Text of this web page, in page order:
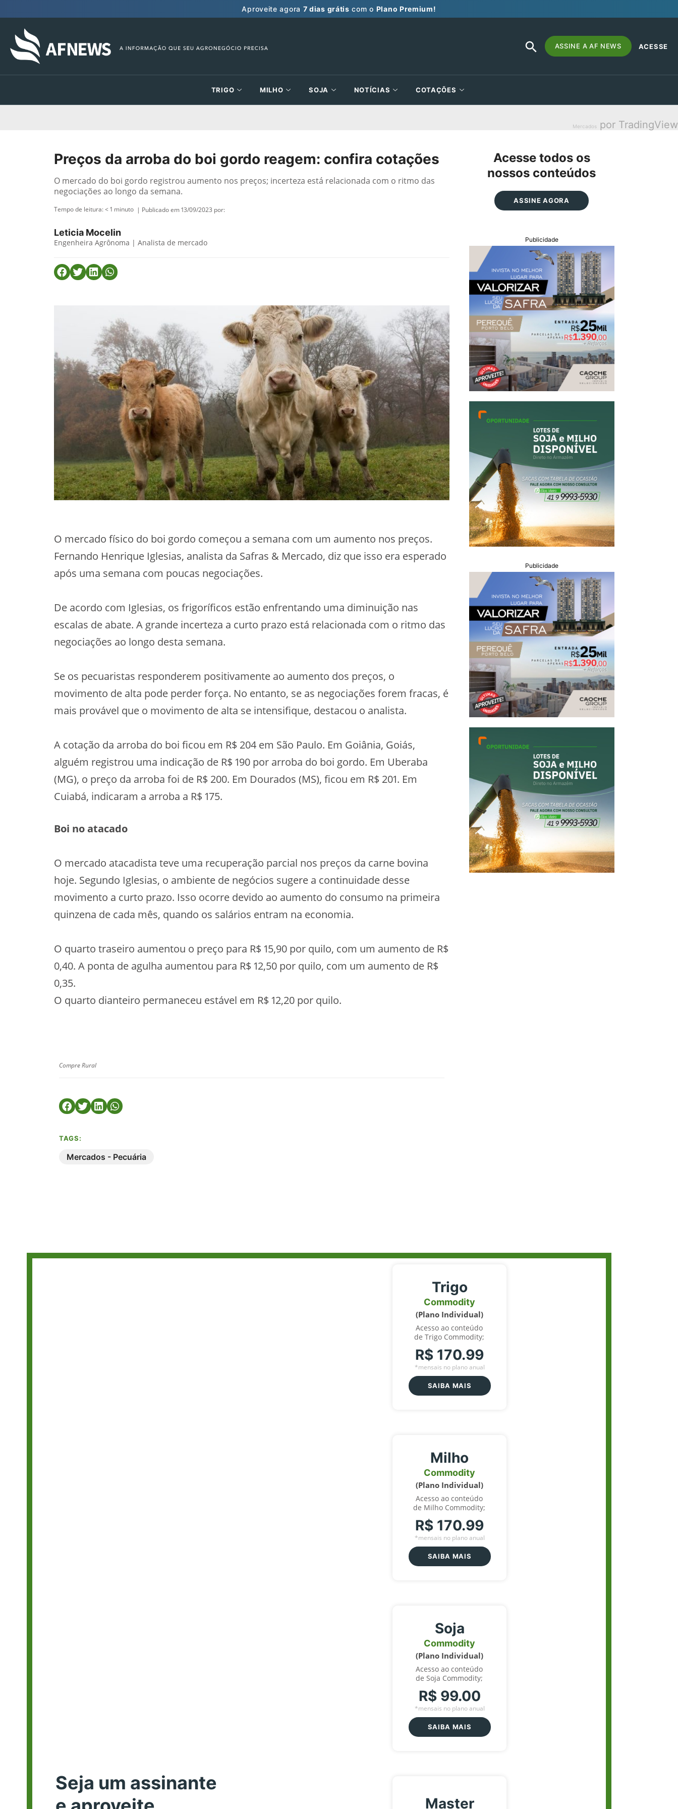
Aproveite agora 7 dias grátis com o Plano Premium!
Search
for:
SEARCH
BUTTON
ASSINE A AF NEWS ACESSE
TRIGO MILHO SOJA NOTÍCIAS COTAÇÕES
Mercados por TradingView
Preços da arroba do boi gordo reagem: confira cotações
O mercado do boi gordo registrou aumento nos preços; incerteza está relacionada com o ritmo das
negociações ao longo da semana.
Tempo de leitura:< 1 minuto | Publicado em 13/09/2023 por:
Leticia Mocelin
Engenheira Agrônoma | Analista de mercado
O mercado físico do boi gordo começou a semana com um aumento nos preços.
Fernando Henrique Iglesias, analista da Safras & Mercado, diz que isso era esperado
após uma semana com poucas negociações.
De acordo com Iglesias, os frigoríficos estão enfrentando uma diminuição nas
escalas de abate. A grande incerteza a curto prazo está relacionada com o ritmo das
negociações ao longo desta semana.
Se os pecuaristas responderem positivamente ao aumento dos preços, o
movimento de alta pode perder força. No entanto, se as negociações forem fracas, é
mais provável que o movimento de alta se intensifique, destacou o analista.
A cotação da arroba do boi ficou em R$ 204 em São Paulo. Em Goiânia, Goiás,
alguém registrou uma indicação de R$ 190 por arroba do boi gordo. Em Uberaba
(MG), o preço da arroba foi de R$ 200. Em Dourados (MS), ficou em R$ 201. Em
Cuiabá, indicaram a arroba a R$ 175.
Boi no atacado
O mercado atacadista teve uma recuperação parcial nos preços da carne bovina
hoje. Segundo Iglesias, o ambiente de negócios sugere a continuidade desse
movimento a curto prazo. Isso ocorre devido ao aumento do consumo na primeira
quinzena de cada mês, quando os salários entram na economia.
O quarto traseiro aumentou o preço para R$ 15,90 por quilo, com um aumento de R$
0,40. A ponta de agulha aumentou para R$ 12,50 por quilo, com um aumento de R$
0,35.
O quarto dianteiro permaneceu estável em R$ 12,20 por quilo.
Compre Rural
TAGS:
Mercados - Pecuária
Acesse todos os
nossos conteúdos
ASSINE AGORA
Publicidade
Publicidade
Seja um assinante
Trigo
Commodity
(Plano Individual)
Acesso ao conteúdo
de Trigo Commodity;
R$ 170.99
*mensais no plano anual
SAIBA MAIS
Milho
Commodity
(Plano Individual)
Acesso ao conteúdo
de Milho Commodity;
R$ 170.99
*mensais no plano anual
SAIBA MAIS
Soja
Commodity
(Plano Individual)
Acesso ao conteúdo
de Soja Commodity;
R$ 99.00
*mensais no plano anual
SAIBA MAIS
Master